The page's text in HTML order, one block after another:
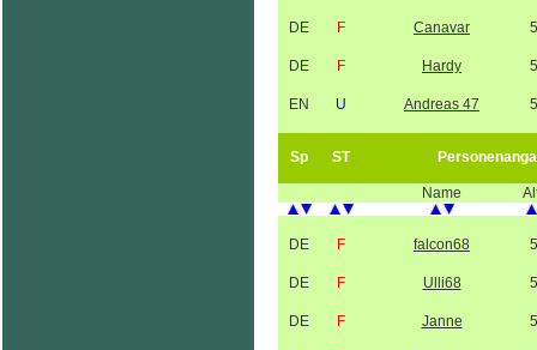
DE F Canavar
DE F Hardy
EN U Andreas 47
Sp ST
Name
DE F falcon68
DE F Ulli68
DE F Janne